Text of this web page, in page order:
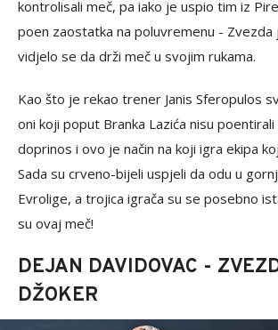
kontrolisali meč, pa iako je uspio tim iz
poen zaostatka na poluvremenu - Zvezda
vidjelo se da drži meč u svojim rukama.
Kao što je rekao trener Janis Sferopulos
oni koji poput Branka Lazića nisu
doprinos i ovo je način na koji igra ekipa
Sada su crveno-bijeli uspjeli da odu u
Evrolige, a trojica igrača su se posebno
su ovaj meč!
DEJAN DAVIDOVAC -
DŽOKER